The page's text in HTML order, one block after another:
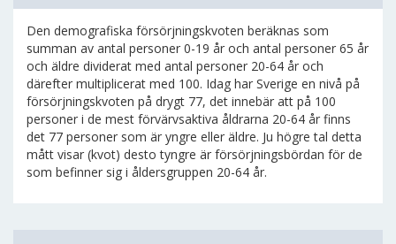
Den demografiska försörjningskvoten beräknas som
summan av antal personer 0-19 år och antal personer 65 år
och äldre dividerat med antal personer 20-64 år och
därefter multiplicerat med 100. Idag har Sverige en nivå på
försörjningskvoten på drygt 77, det innebär att på 100
personer i de mest förvärvsaktiva åldrarna 20-64 år finns
det 77 personer som är yngre eller äldre. Ju högre tal detta
mått visar (kvot) desto tyngre är försörjningsbördan för de
som befinner sig i åldersgruppen 20-64 år.